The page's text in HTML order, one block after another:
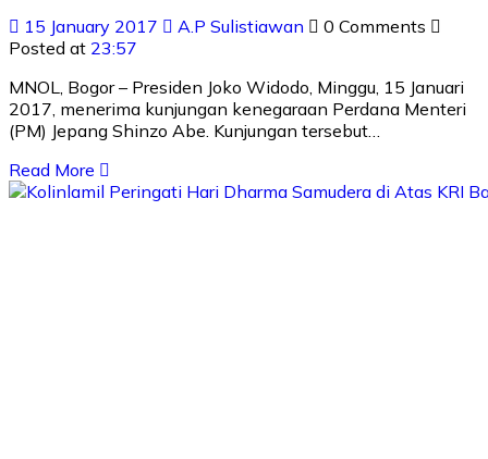
15 January 2017 A.P Sulistiawan
0 Comments
Posted at 23:57
MNOL, Bogor – Presiden Joko Widodo, Minggu, 15 Januari
2017, menerima kunjungan kenegaraan Perdana Menteri
(PM) Jepang Shinzo Abe. Kunjungan tersebut…
Read More